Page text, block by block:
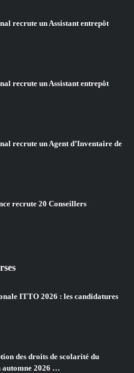
recrute un Assistant entrepôt
recrute un Assistant entrepôt
recrute un Agent d’Inventaire de
recrute 20 Conseillers
ITTO 2026 : les candidatures
des droits de scolarité du
automne 2026 …